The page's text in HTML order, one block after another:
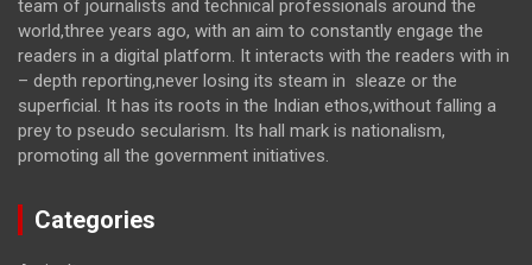
team of journalists and technical professionals around the
world,three years ago, with an aim to constantly engage the
readers in a digital platform. It interacts with the readers with in
– depth reporting,never losing its steam in sleaze or the
superficial. It has its roots in the Indian ethos,without falling a
prey to pseudo secularism. Its hall mark is nationalism,
promoting all the government initiatives.
Categories